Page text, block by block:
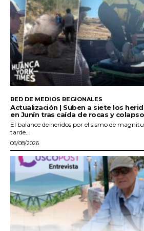
RED DE MEDIOS REGIONALES
Actualización | Suben a siete los
en Junín tras caída de rocas y
El balance de heridos por el sismo de
tarde...
06/08/2026